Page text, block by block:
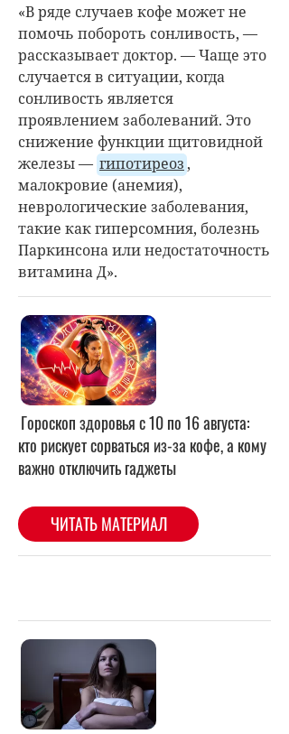
«В ряде случаев кофе может не
помочь побороть сонливость, —
рассказывает доктор. — Чаще это
случается в ситуации, когда
сонливость является
проявлением заболеваний. Это
снижение функции щитовидной
железы — гипотиреоз ,
малокровие (анемия),
неврологические заболевания,
такие как гиперсомния, болезнь
Паркинсона или недостаточность
витамина Д».